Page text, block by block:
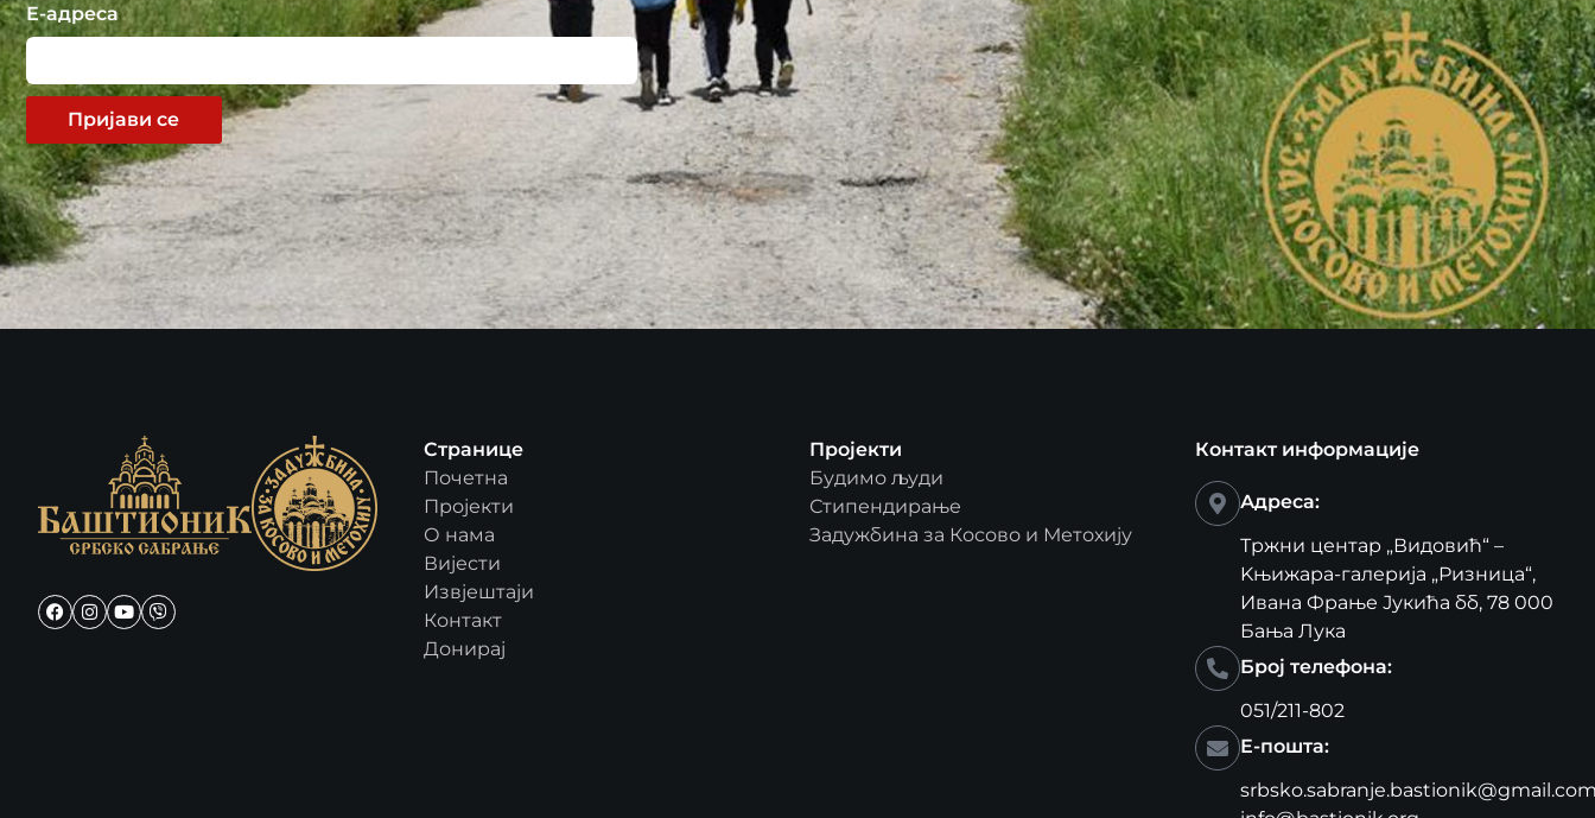
Е-адреса
Пријави се
Странице
Почетна
Пројекти
О нама
Вијести
Извјештаји
Контакт
Донирај
Пројекти
Будимо људи
Стипендирање
Задужбина за Косово и Метохију
Контакт информације
Адреса:
Тржни центар „Видовић“ –
Kњижара-галерија „Ризница“,
Ивана Фрање Јукића бб, 78 000
Бања Лука
Број телефона:
051/211-802
Е-пошта: